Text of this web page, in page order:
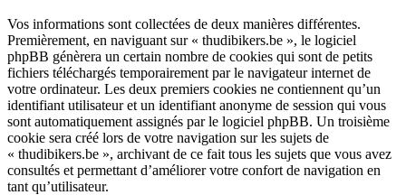
Vos informations sont collectées de deux manières différentes.
Premièrement, en naviguant sur « thudibikers.be », le logiciel
phpBB génèrera un certain nombre de cookies qui sont de petits
fichiers téléchargés temporairement par le navigateur internet de
votre ordinateur. Les deux premiers cookies ne contiennent qu’un
identifiant utilisateur et un identifiant anonyme de session qui vous
sont automatiquement assignés par le logiciel phpBB. Un troisième
cookie sera créé lors de votre navigation sur les sujets de
« thudibikers.be », archivant de ce fait tous les sujets que vous avez
consultés et permettant d’améliorer votre confort de navigation en
tant qu’utilisateur.